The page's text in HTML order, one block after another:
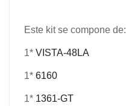
Este kit se compone de:
1* VISTA-48LA
1* 6160
1* 1361-GT